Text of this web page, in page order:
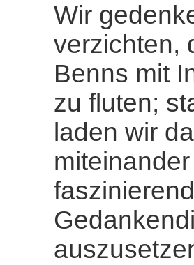
Wir
verzichten,
Benns mit
zu fluten;
laden wir